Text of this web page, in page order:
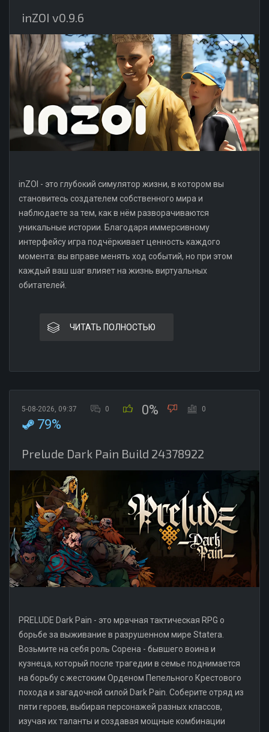
inZOI v0.9.6
inZOI - это глубокий симулятор жизни, в котором вы
становитесь создателем собственного мира и
наблюдаете за тем, как в нём разворачиваются
уникальные истории. Благодаря иммерсивному
интерфейсу игра подчёркивает ценность каждого
момента: вы вправе менять ход событий, но при этом
каждый ваш шаг влияет на жизнь виртуальных
обитателей.
ЧИТАТЬ ПОЛНОСТЬЮ
5-08-2026, 09:37 0 0% 0
79%
Prelude Dark Pain Build 24378922
PRELUDE Dark Pain - это мрачная тактическая RPG о
борьбе за выживание в разрушенном мире Statera.
Возьмите на себя роль Сорена - бывшего воина и
кузнеца, который после трагедии в семье поднимается
на борьбу с жестоким Орденом Пепельного Крестового
похода и загадочной силой Dark Pain. Соберите отряд из
пяти героев, выбирая персонажей разных классов,
изучая их таланты и создавая мощные комбинации